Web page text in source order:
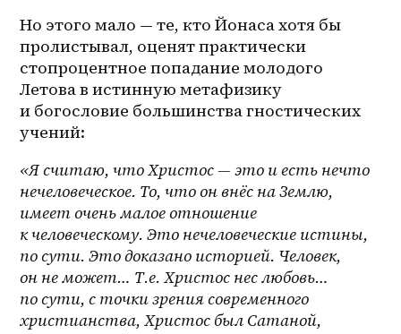
Но этого мало — те, кто Йонаса хотя бы
пролистывал, оценят практически
стопроцентное попадание молодого
Летова в истинную метафизику
и богословие большинства гностических
учений:
«Я считаю, что Христос — это и есть нечто
нечеловеческое. То, что он внёс на Землю,
имеет очень малое отношение
к человеческому. Это нечеловеческие истины,
по сути. Это доказано историей. Человек,
он не может… Т.е. Христос нес любовь…
по сути, с точки зрения современного
христианства, Христос был Сатаной,